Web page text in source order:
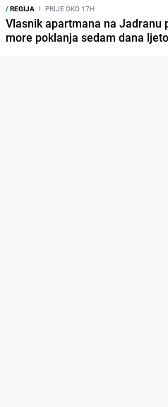
/REGIJA I PRIJE OKO 17H
Vlasnik apartmana na Jadranu
more poklanja sedam dana